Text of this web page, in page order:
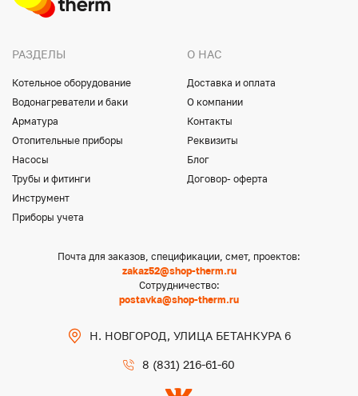
РАЗДЕЛЫ
Котельное оборудование
Водонагреватели и баки
Арматура
Отопительные приборы
Насосы
Трубы и фитинги
Инструмент
Приборы учета
О НАС
Доставка и оплата
О компании
Контакты
Реквизиты
Блог
Договор- оферта
Почта для заказов, спецификации, смет, проектов:
zakaz52@shop-therm.ru
Сотрудничество:
postavka@shop-therm.ru
Н. НОВГОРОД, УЛИЦА БЕТАНКУРА 6
8 (831) 216-61-60